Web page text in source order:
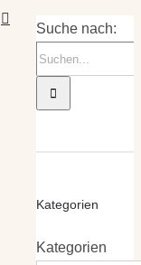
Suche nach:
Kategorien
Kategorien